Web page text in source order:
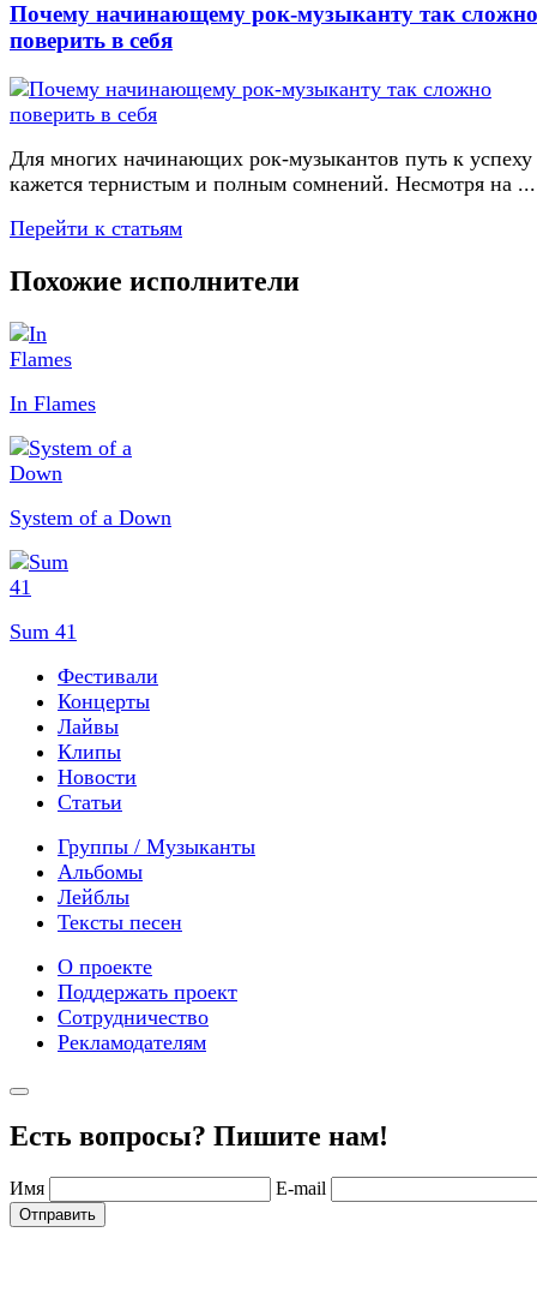
Почему начинающему рок-музыканту так сложно
поверить в себя
Для многих начинающих рок-музыкантов путь к успеху
кажется тернистым и полным сомнений. Несмотря на ...
Перейти к статьям
Похожие исполнители
In Flames
System of a Down
Sum 41
Фестивали
Концерты
Лайвы
Клипы
Новости
Статьи
Группы / Музыканты
Альбомы
Лейблы
Тексты песен
О проекте
Поддержать проект
Сотрудничество
Рекламодателям
Есть вопросы? Пишите нам!
Имя E-mail